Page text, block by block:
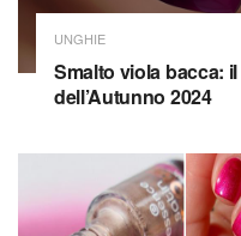
UNGHIE
Smalto viola bacca:
dell’Autunno 2024